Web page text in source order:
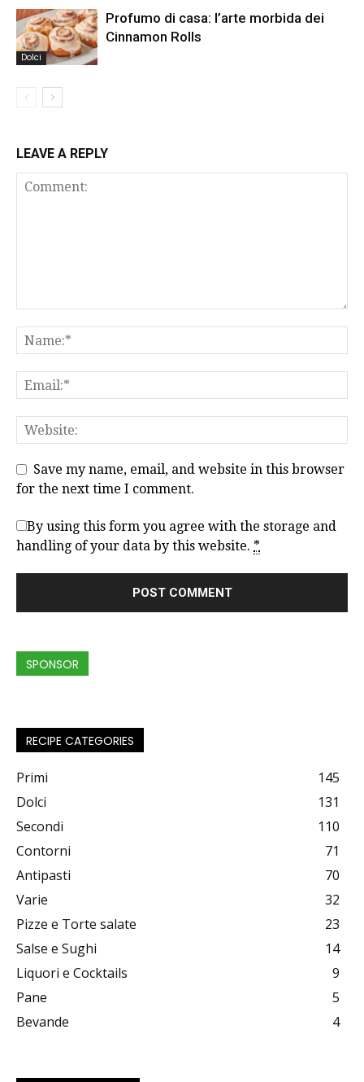
Dolci
Profumo di casa: l’arte morbida dei
Cinnamon Rolls
LEAVE A REPLY
Save my name, email, and website in this browser
for the next time I comment.
By using this form you agree with the storage and
handling of your data by this website. *
SPONSOR
RECIPE CATEGORIES
Primi
145
Dolci
131
Secondi
110
Contorni
71
Antipasti
70
Varie
32
Pizze e Torte salate
23
Salse e Sughi
14
Liquori e Cocktails
9
Pane
5
Bevande
4